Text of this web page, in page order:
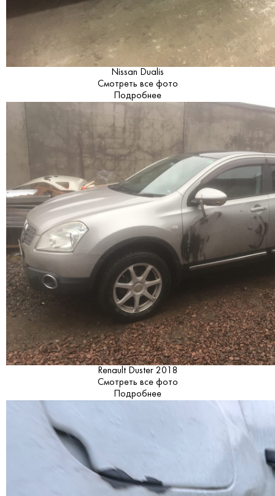
Nissan Dualis
Смотреть все фото
Подробнее
Renault Duster 2018
Смотреть все фото
Подробнее